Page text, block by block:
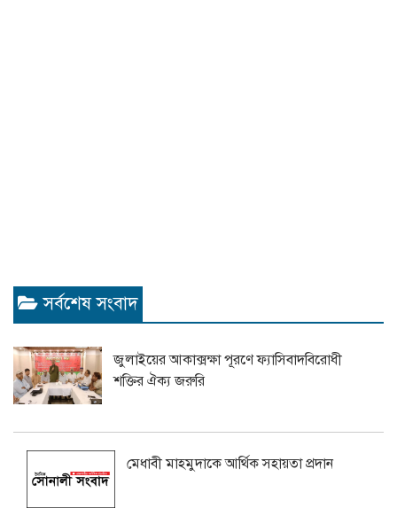
সর্বশেষ সংবাদ
জুলাইয়ের আকাক্সক্ষা পূরণে ফ্যাসিবাদবিরোধী
শক্তির ঐক্য জরুরি
মেধাবী মাহমুদাকে আর্থিক সহায়তা প্রদান